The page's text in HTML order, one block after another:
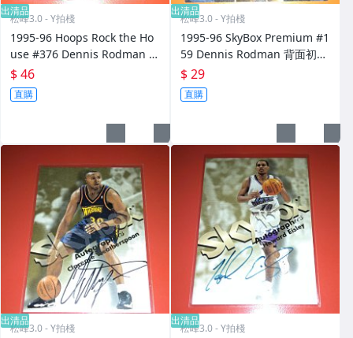
出清品
松峰3.0 - Y拍棧
1995-96 Hoops Rock the Ho
use #376 Dennis Rodman 卡
薄 無卡套出 非完美一般保存約
25年
$ 46
直購
出清品
松峰3.0 - Y拍棧
1995-96 SkyBox Premium #1
59 Dennis Rodman 背面初始
傷? 卡薄 無卡套出 非完美一般
保存約25年
$ 29
直購
出清品
松峰3.0 - Y拍棧
出清品
松峰3.0 - Y拍棧